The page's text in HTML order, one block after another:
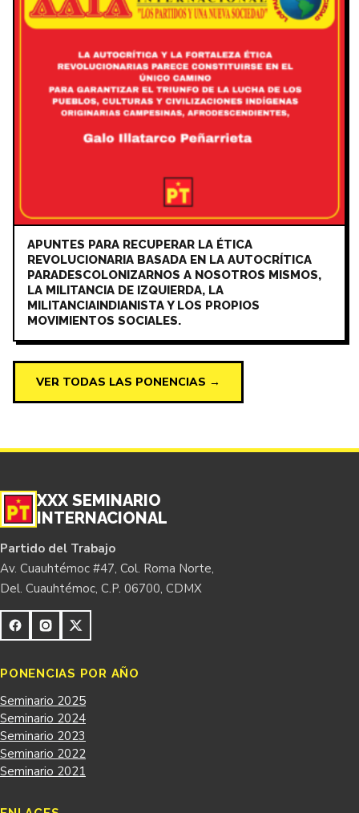
APUNTES PARA RECUPERAR LA ÉTICA
REVOLUCIONARIA BASADA EN LA AUTOCRÍTICA
PARADESCOLONIZARNOS A NOSOTROS MISMOS,
LA MILITANCIA DE IZQUIERDA, LA
MILITANCIAINDIANISTA Y LOS PROPIOS
MOVIMIENTOS SOCIALES.
VER TODAS LAS PONENCIAS →
XXX SEMINARIO
INTERNACIONAL
Partido del Trabajo
Av. Cuauhtémoc #47, Col. Roma Norte,
Del. Cuauhtémoc, C.P. 06700, CDMX
PONENCIAS POR AÑO
Seminario 2025
Seminario 2024
Seminario 2023
Seminario 2022
Seminario 2021